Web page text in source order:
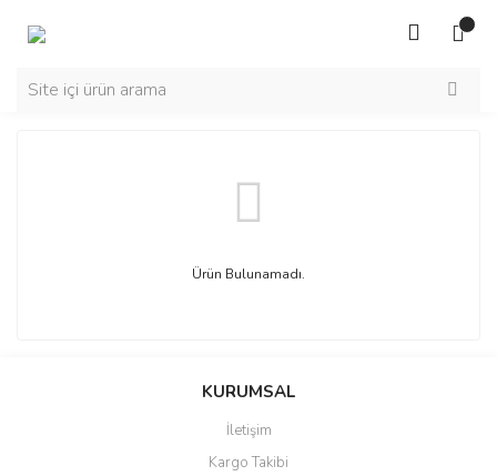
Ürün Bulunamadı.
KURUMSAL
İletişim
Kargo Takibi